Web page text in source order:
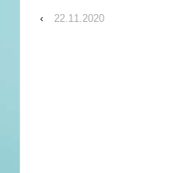
‹ 22.11.2020